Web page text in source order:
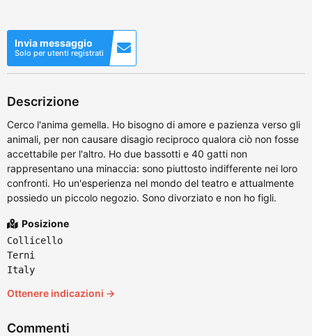
Invia messaggio
Solo per utenti registrati
Descrizione
Cerco l'anima gemella. Ho bisogno di amore e pazienza verso gli
animali, per non causare disagio reciproco qualora ciò non fosse
accettabile per l'altro. Ho due bassotti e 40 gatti non
rappresentano una minaccia: sono piuttosto indifferente nei loro
confronti. Ho un'esperienza nel mondo del teatro e attualmente
possiedo un piccolo negozio. Sono divorziato e non ho figli.
Posizione
Collicello
Terni
Italy
Ottenere indicazioni →
Commenti